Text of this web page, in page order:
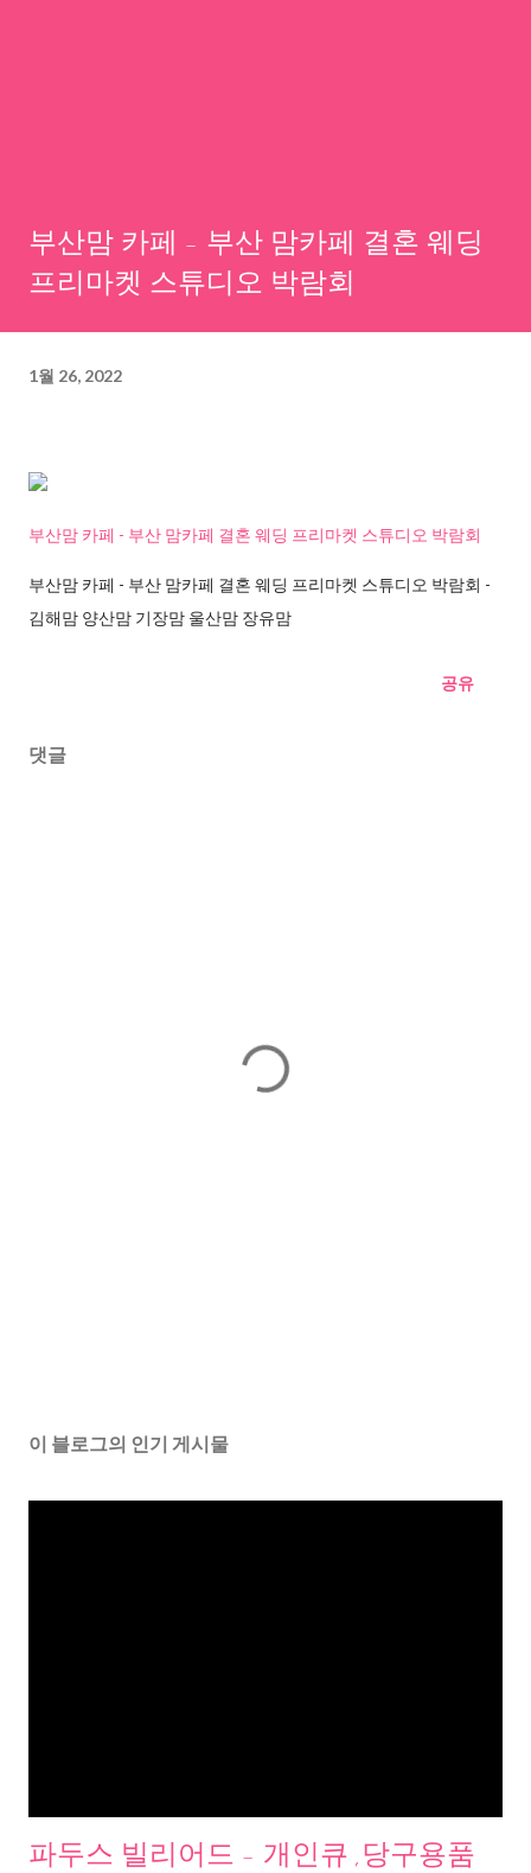
부산맘 카페 - 부산 맘카페 결혼 웨딩
프리마켓 스튜디오 박람회
1월 26, 2022
부산맘 카페 - 부산 맘카페 결혼 웨딩 프리마켓 스튜디오 박람회
부산맘 카페 - 부산 맘카페 결혼 웨딩 프리마켓 스튜디오 박람회 -
김해맘 양산맘 기장맘 울산맘 장유맘
공유
댓글
이 블로그의 인기 게시물
파두스 빌리어드 - 개인큐 ,당구용품